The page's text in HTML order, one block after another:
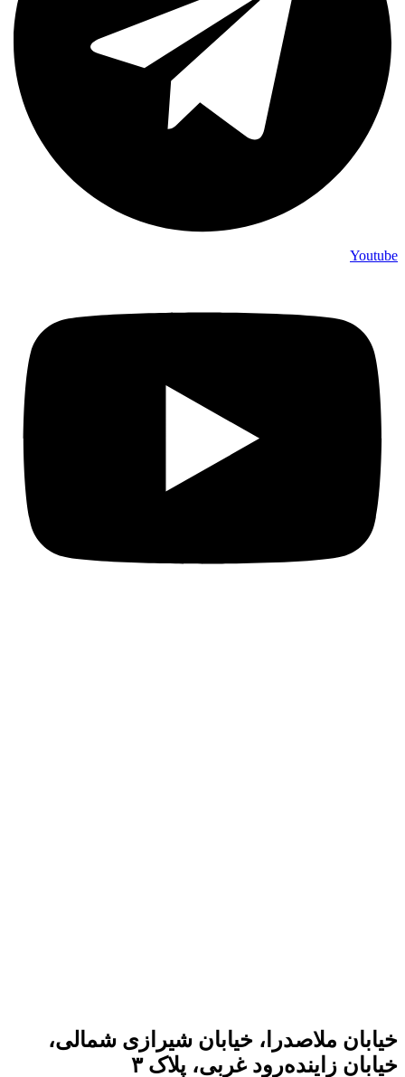
Youtube
خیابان ملاصدرا، خیابان شیرازی شمالی،
خیابان زاینده‌رود غربی، پلاک ۳